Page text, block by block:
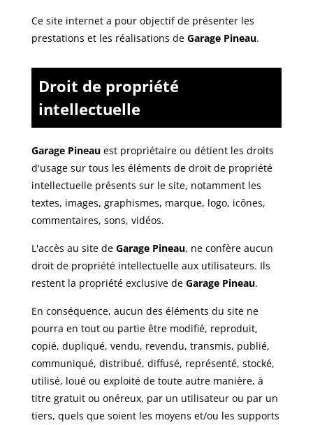
Ce site internet a pour objectif de présenter les
prestations et les réalisations de Garage Pineau.
Droit de propriété
intellectuelle
Garage Pineau est propriétaire ou détient les droits
d'usage sur tous les éléments de droit de propriété
intellectuelle présents sur le site, notamment les
textes, images, graphismes, marque, logo, icônes,
commentaires, sons, vidéos.
L'accès au site de Garage Pineau, ne confère aucun
droit de propriété intellectuelle aux utilisateurs. Ils
restent la propriété exclusive de Garage Pineau.
En conséquence, aucun des éléments du site ne
pourra en tout ou partie être modifié, reproduit,
copié, dupliqué, vendu, revendu, transmis, publié,
communiqué, distribué, diffusé, représenté, stocké,
utilisé, loué ou exploité de toute autre manière, à
titre gratuit ou onéreux, par un utilisateur ou par un
tiers, quels que soient les moyens et/ou les supports